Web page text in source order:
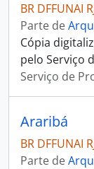
BR DFFUNAI
Parte de
Cópia
pelo Serviço
Serviço de
Araribá
BR DFFUNAI
Parte de